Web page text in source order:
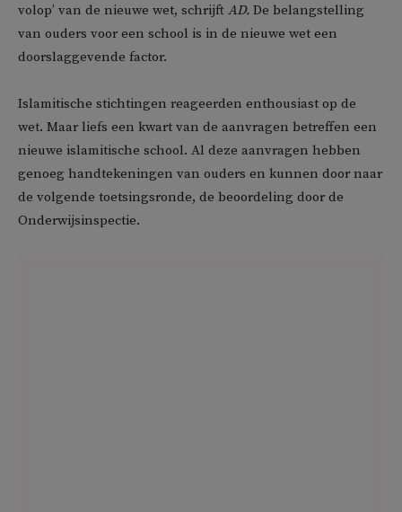
volop’ van de nieuwe wet, schrijft AD. De belangstelling
van ouders voor een school is in de nieuwe wet een
doorslaggevende factor.
Islamitische stichtingen reageerden enthousiast op de
wet. Maar liefs een kwart van de aanvragen betreffen een
nieuwe islamitische school. Al deze aanvragen hebben
genoeg handtekeningen van ouders en kunnen door naar
de volgende toetsingsronde, de beoordeling door de
Onderwijsinspectie.